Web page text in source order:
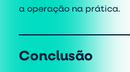
a operação na prática.
Conclusão